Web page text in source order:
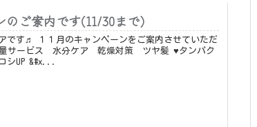
のご案内です(11/30まで)
案内させていただ
質補給サービス ハリコシUP &#x...